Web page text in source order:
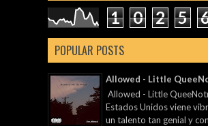
1 0 2 5
POPULAR POSTS
Allowed - Little
Allowed - Little
Estados Unidos viene
un talento tan genial y